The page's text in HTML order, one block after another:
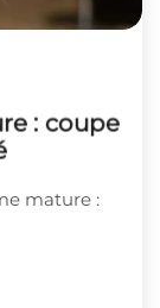
: coupe
mature :